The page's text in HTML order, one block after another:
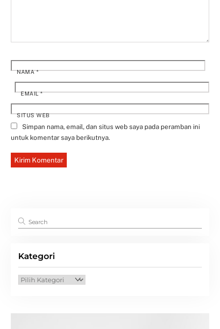
NAMA*
EMAIL*
SITUS WEB
Simpan nama, email, dan situs web saya pada peramban ini
untuk komentar saya berikutnya.
Kategori
Kategori